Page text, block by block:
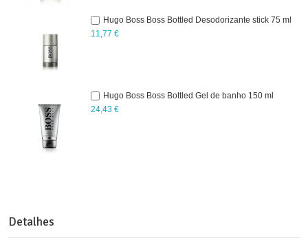
Hugo Boss Boss Bottled Desodorizante stick 75 ml
11,77 €
Hugo Boss Boss Bottled Gel de banho 150 ml
24,43 €
Detalhes